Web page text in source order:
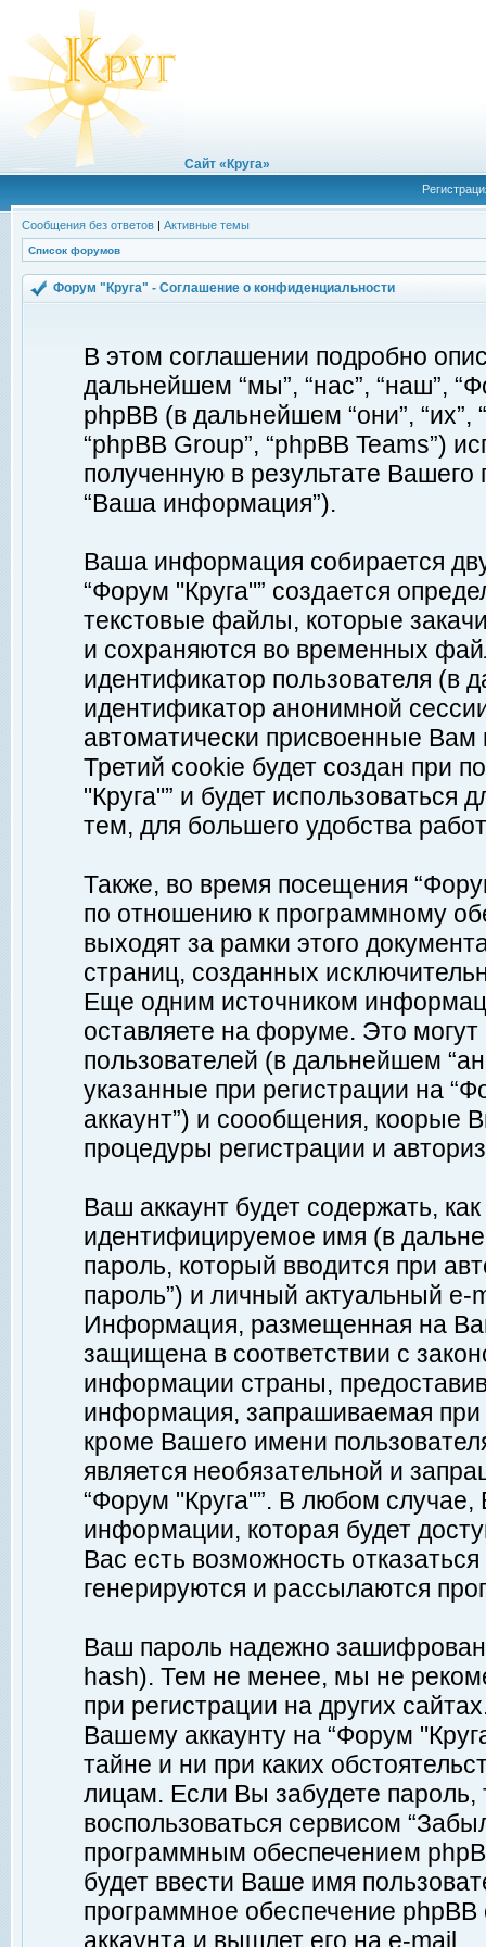
Сайт «Круга»
Сообщения без ответов | Активные темы
Список форумов
Форум "Круга" - Соглашение о конфиденциальности
В этом соглашении подробно
дальнейшем “мы”, “нас”, “наш”,
phpBB (в дальнейшем “они”, “их”,
“phpBB Group”, “phpBB Teams”)
полученную в результате
“Ваша информация”).
Ваша информация собирается
“Форум "Круга"” создается
текстовые файлы, которые
и сохраняются во временных
идентификатор пользователя (в
идентификатор анонимной
автоматически присвоенные
Третий cookie будет создан при
"Круга"” и будет
тем, для большего удобства
Также, во время посещения
по отношению к программному
выходят за рамки этого
страниц, созданных
Еще одним источником
оставляете на форуме. Это
пользователей (в дальнейшем
указанные при регистрации на
аккаунт”) и соообщения, коорые
процедуры регистрации и
Ваш аккаунт будет содержать,
идентифицируемое имя (в
пароль, который вводится при
пароль”) и личный актуальный
Информация, размещенная на
защищена в соответствии с
информации страны,
информация, запрашиваемая при
кроме Вашего имени
является необязательной и
“Форум "Круга"”. В любом
информации, которая будет
Вас есть возможность
генерируются и рассылаются
Ваш пароль надежно
hash). Тем не менее, мы не
при регистрации на других
Вашему аккаунту на “Форум
тайне и ни при каких
лицам. Если Вы забудете пароль,
воспользоваться сервисом
программным обеспечением
будет ввести Ваше имя
программное обеспечение
аккаунта и вышлет его на e-mail.